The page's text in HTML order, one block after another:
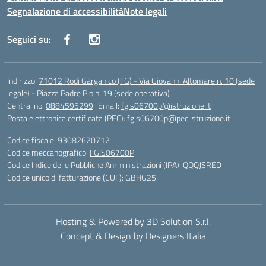
Segnalazione di accessibilitàNote legali
Seguici su:
Indirizzo: 71012 Rodi Garganico (FG) - Via Giovanni Altomare n. 10 (sede
legale) - Piazza Padre Pio n. 19 (sede operativa)
Centralino:0884595299 Email:fgis06700p@istruzione.it
Posta elettronica certificata (PEC):fgis06700p@pec.istruzione.it
Codice fiscale: 93082620712
Codice meccanografico: FGIS06700P
Codice Indice delle Pubbliche Amministrazioni (IPA): QQQJSRED
Codice unico di fatturazione (CUF): GBHG25
Hosting & Powered by 3D Solution S.r.l.
Concept & Design by Designers Italia